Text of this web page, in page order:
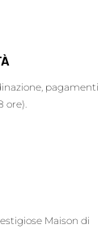
pagamenti
ore).
Maison di